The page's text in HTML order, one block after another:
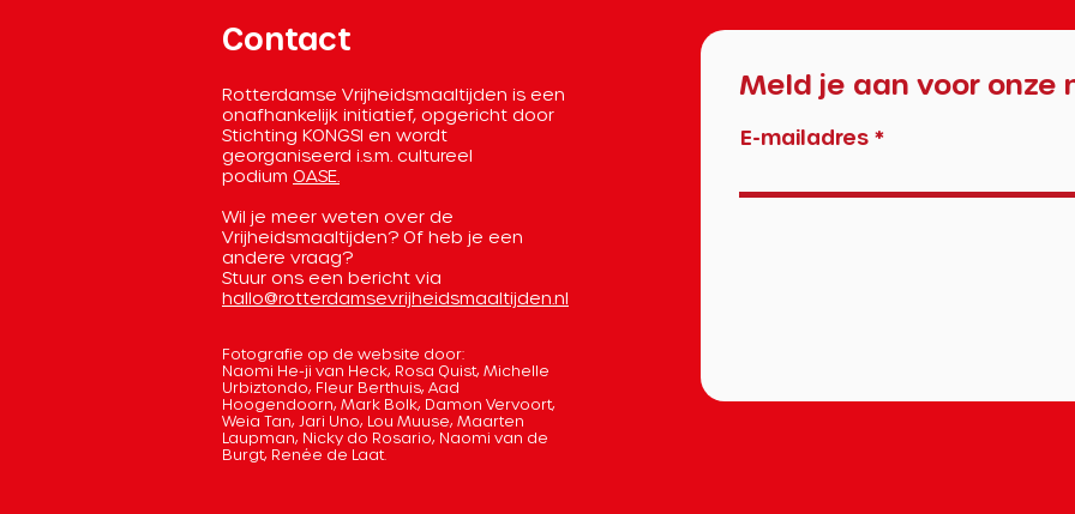
Contact
Rotterdamse Vrijheidsmaaltijden is een
onafhankelijk initiatief, opgericht door
Stichting KONGSI en wordt
georganiseerd i.s.m. cultureel
podium OASE.
Wil je meer weten over de
Vrijheidsmaaltijden? Of heb je een
andere vraag?
Stuur ons een bericht via
hallo@rotterdamsevrijheidsmaaltijden.nl
Fotografie op de website door:
Naomi He-ji van Heck, Rosa Quist, Michelle
Urbiztondo, Fleur Berthuis, Aad
Hoogendoorn, Mark Bolk, Damon Vervoort,
Weia Tan, Jari Uno, Lou Muuse, Maarten
Laupman, Nicky do Rosario, Naomi van de
Burgt, Renée de Laat.
Meld je aan voor onze
E-mailadres